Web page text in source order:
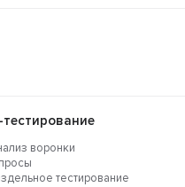
тестирование
воронки
тестирование